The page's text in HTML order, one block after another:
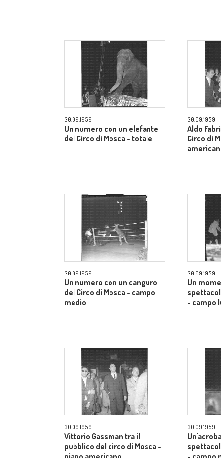
30.09.1959
Un numero con un elefante
del Circo di Mosca - totale
30.09.1959
Aldo
Circo di
30.09.1959
Un numero con un canguro
del Circo di Mosca - campo
medio
30.09.1959
Un
- campo
30.09.1959
Vittorio Gassman tra il
pubblico del circo di Mosca -
piano americano
30.09.1959
- campo